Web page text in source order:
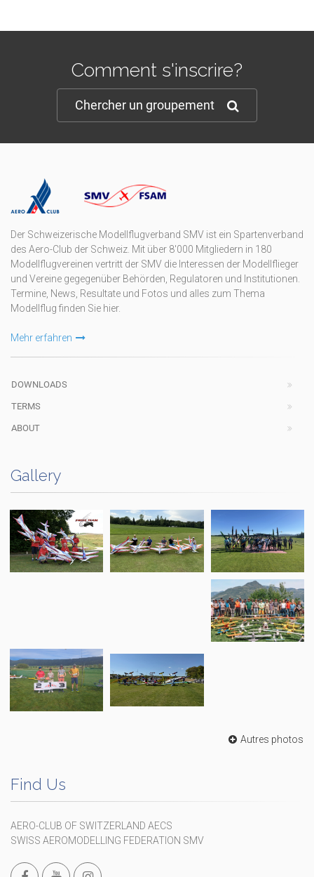
Comment s'inscrire?
Chercher un groupement
Der Schweizerische Modellflugverband SMV ist ein Spartenverband
des Aero-Club der Schweiz. Mit über 8'000 Mitgliedern in 180
Modellflugvereinen vertritt der SMV die Interessen der Modellflieger
und Vereine gegegenüber Behörden, Regulatoren und Institutionen.
Termine, News, Resultate und Fotos und alles zum Thema
Modellflug finden Sie hier.
Mehr erfahren
DOWNLOADS
TERMS
ABOUT
Gallery
Autres photos
Find Us
AERO-CLUB OF SWITZERLAND AECS
SWISS AEROMODELLING FEDERATION SMV